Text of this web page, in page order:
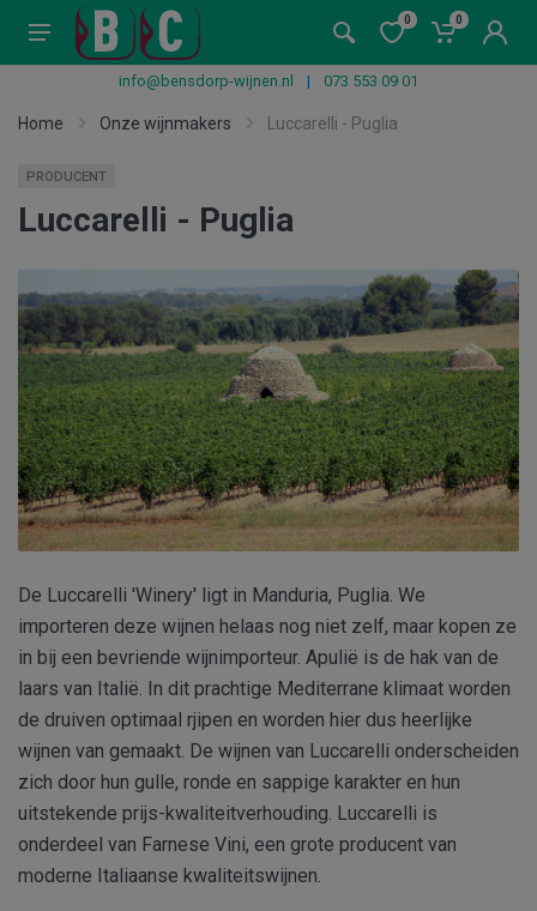
0 0
info@bensdorp-wijnen.nl | 073 553 09 01
Home Onze wijnmakers Luccarelli - Puglia
PRODUCENT
Luccarelli - Puglia
De Luccarelli 'Winery' ligt in Manduria, Puglia. We
importeren deze wijnen helaas nog niet zelf, maar kopen ze
in bij een bevriende wijnimporteur. Apulië is de hak van de
laars van Italië. In dit prachtige Mediterrane klimaat worden
de druiven optimaal rjipen en worden hier dus heerlijke
wijnen van gemaakt. De wijnen van Luccarelli onderscheiden
zich door hun gulle, ronde en sappige karakter en hun
uitstekende prijs-kwaliteitverhouding. Luccarelli is
onderdeel van Farnese Vini, een grote producent van
moderne Italiaanse kwaliteitswijnen.